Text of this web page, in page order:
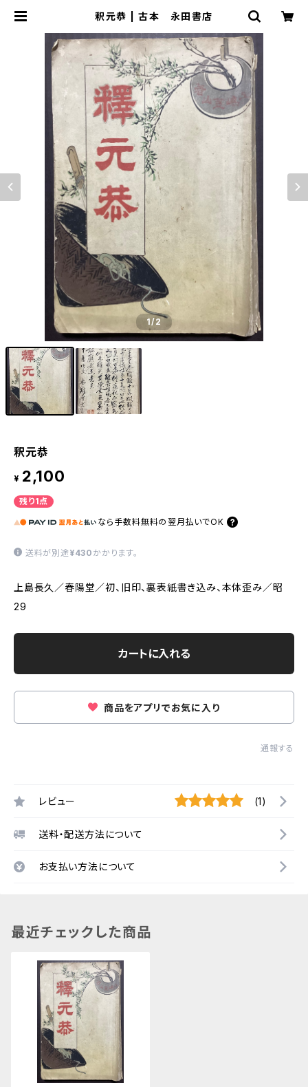
釈元恭 | 古本 永田書店
1/2
釈元恭
¥ 2,100
残り1点
なら 手数料無料の 翌月払いでOK
送料が別途 ¥430 かかります。
上島長久／春陽堂／初、旧印、裏表紙書き込み、本体歪み／昭
29
カートに入れる
商品をアプリでお気に入り
通報する
レビュー (1)
送料・配送方法について
お支払い方法について
最近チェックした商品